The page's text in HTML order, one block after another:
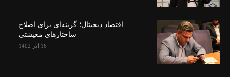
اقتصاد دیجیتال؛ گزینه‌ای برای اصلاح
ساختارهای معیشتی
16 آذر 1402